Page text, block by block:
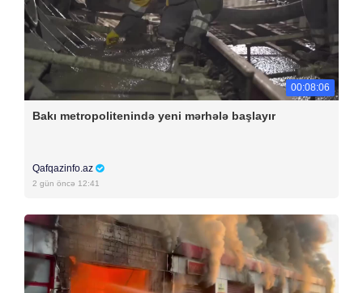
00:08:06
Bakı metropolitenində yeni mərhələ başlayır
Qafqazinfo.az
2 gün öncə 12:41